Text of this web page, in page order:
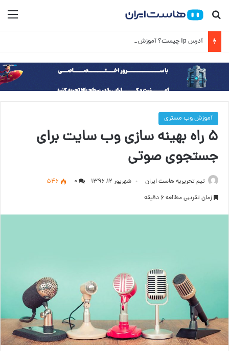
جستجو برای
آدرس ip چیست؟ آموزش کامل IP به زبان ساده
آموزش وب مستری
۵ راه بهینه سازی وب سایت برای
جستجوی صوتی
تیم تحریریه هاست ایران شهریور ۱۲, ۱۳۹۶ ۰
546
زمان تقریبی مطالعه 6 دقیقه